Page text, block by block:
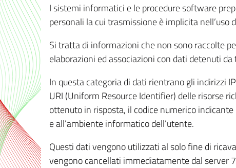
I sistemi informatici e le procedure software
personali la cui trasmissione è implicita
Si tratta di informazioni che non sono raccolte
elaborazioni ed associazioni con dati detenuti
In questa categoria di dati rientrano gli indirizzi
URI (Uniform Resource Identifier) delle risorse
ottenuto in risposta, il codice numerico
e all’ambiente informatico dell’utente.
Questi dati vengono utilizzati al solo fine di
vengono cancellati immediatamente dal server